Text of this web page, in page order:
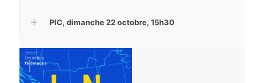
PIC, dimanche 22 octobre, 15h30